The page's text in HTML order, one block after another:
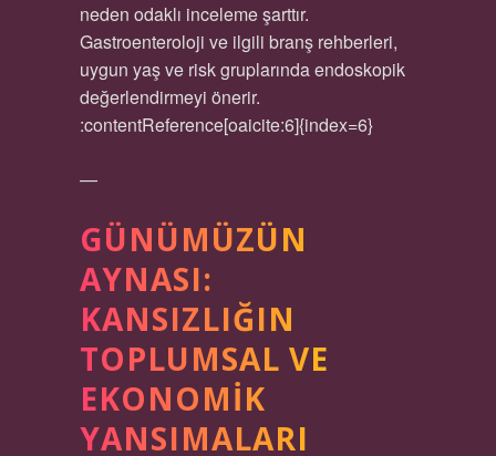
neden odaklı inceleme şarttır.
Gastroenteroloji ve ilgili branş rehberleri,
uygun yaş ve risk gruplarında endoskopik
değerlendirmeyi önerir.
:contentReference[oaicite:6]{index=6}
—
GÜNÜMÜZÜN
AYNASI:
KANSIZLIĞIN
TOPLUMSAL VE
EKONOMIK
YANSIMALARI